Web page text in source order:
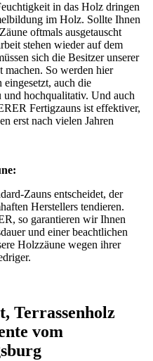
in das Holz dringen
im Holz. Sollte Ihnen
oftmals ausgetauscht
stehen wieder auf dem
sich die Besitzer unserer
machen. So werden hier
auch die
und hochqualitativ. Und auch
Fertigzauns ist effektiver,
erst nach vielen Jahren
Zauns entscheidet, der
Herstellers tendieren.
so garantieren wir Ihnen
und einer beachtlichen
Holzzäune wegen ihrer
Terrassenholz
vom